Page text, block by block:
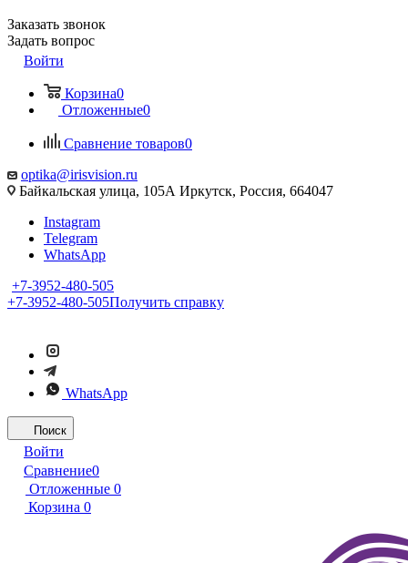
Заказать звонок
Задать вопрос
Войти
Корзина0
Отложенные0
Сравнение товаров0
optika@irisvision.ru
Байкальская улица, 105А Иркутск, Россия, 664047
Instagram
Telegram
WhatsApp
+7-3952-480-505
+7-3952-480-505Получить справку
WhatsApp
Поиск
Войти
Сравнение0
Отложенные 0
Корзина 0